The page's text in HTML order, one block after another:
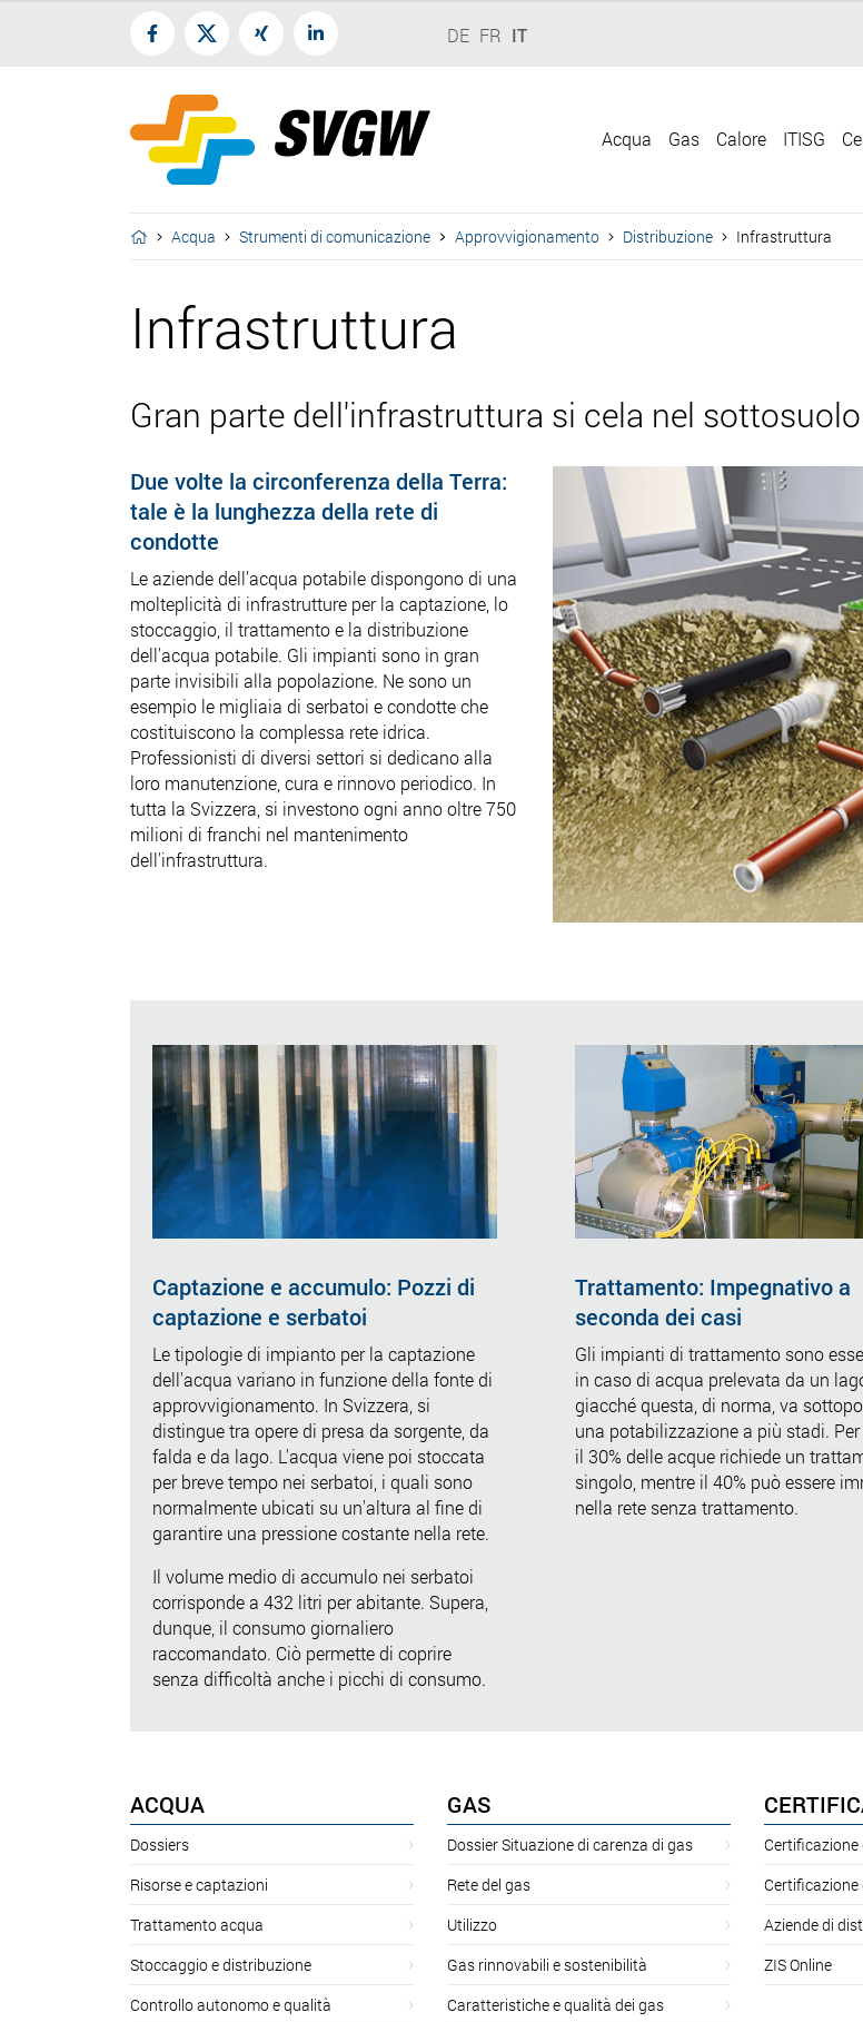
DE FR IT
Acqua Gas Calore ITISG
Acqua Strumenti di comunicazione Approvvigionamento Distribuzione Infrastruttura
Infrastruttura
Gran parte dell'infrastruttura si cela nel sottosuolo
Due volte la circonferenza della Terra:
tale è la lunghezza della rete di
condotte
Le aziende dell’acqua potabile dispongono di una
molteplicità di infrastrutture per la captazione, lo
stoccaggio, il trattamento e la distribuzione
dell'acqua potabile. Gli impianti sono in gran
parte invisibili alla popolazione. Ne sono un
esempio le migliaia di serbatoi e condotte che
costituiscono la complessa rete idrica.
Professionisti di diversi settori si dedicano alla
loro manutenzione, cura e rinnovo periodico. In
tutta la Svizzera, si investono ogni anno oltre 750
milioni di franchi nel mantenimento
dell'infrastruttura.
Captazione e accumulo: Pozzi di
captazione e serbatoi
Le tipologie di impianto per la captazione
dell'acqua variano in funzione della fonte di
approvvigionamento. In Svizzera, si
distingue tra opere di presa da sorgente, da
falda e da lago. L'acqua viene poi stoccata
per breve tempo nei serbatoi, i quali sono
normalmente ubicati su un'altura al fine di
garantire una pressione costante nella rete.
Il volume medio di accumulo nei serbatoi
corrisponde a 432 litri per abitante. Supera,
dunque, il consumo giornaliero
raccomandato. Ciò permette di coprire
senza difficoltà anche i picchi di consumo.
Trattamento: Impegnativo a
seconda dei casi
Gli impianti di trattamento sono
in caso di acqua prelevata da un
giacché questa, di norma, va
una potabilizzazione a più stadi.
il 30% delle acque richiede un
singolo, mentre il 40% può essere
nella rete senza trattamento.
ACQUA
Dossiers
Risorse e captazioni
Trattamento acqua
Stoccaggio e distribuzione
Controllo autonomo e qualità
GAS
Dossier Situazione di carenza di gas
Rete del gas
Utilizzo
Gas rinnovabili e sostenibilità
Caratteristiche e qualità dei gas
Certificazione
Aziende di
ZIS Online